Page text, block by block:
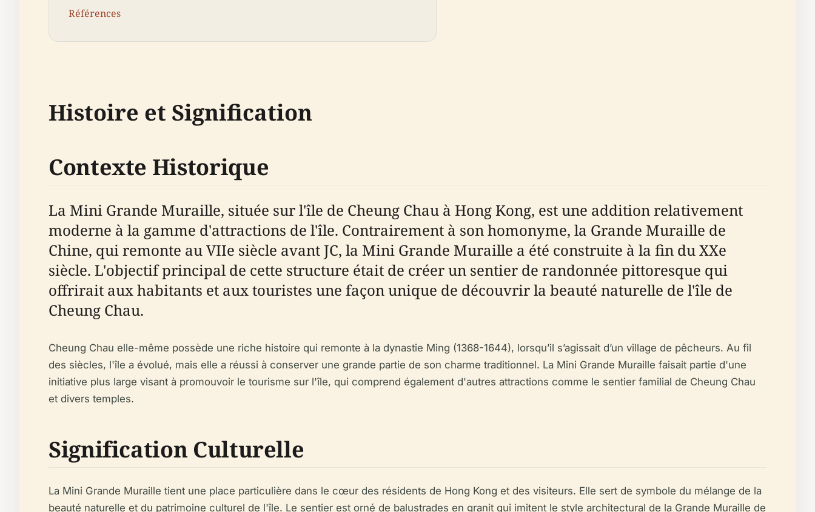
Références
Histoire et Signification
Contexte Historique
La Mini Grande Muraille, située sur l'île de Cheung Chau à Hong Kong, est une addition relativement
moderne à la gamme d'attractions de l'île. Contrairement à son homonyme, la Grande Muraille de
Chine, qui remonte au VIIe siècle avant JC, la Mini Grande Muraille a été construite à la fin du XXe
siècle. L'objectif principal de cette structure était de créer un sentier de randonnée pittoresque qui
offrirait aux habitants et aux touristes une façon unique de découvrir la beauté naturelle de l'île de
Cheung Chau.
Cheung Chau elle-même possède une riche histoire qui remonte à la dynastie Ming (1368-1644), lorsqu’il s’agissait d’un village de pêcheurs. Au fil
des siècles, l'île a évolué, mais elle a réussi à conserver une grande partie de son charme traditionnel. La Mini Grande Muraille faisait partie d'une
initiative plus large visant à promouvoir le tourisme sur l'île, qui comprend également d'autres attractions comme le sentier familial de Cheung Chau
et divers temples.
Signification Culturelle
La Mini Grande Muraille tient une place particulière dans le cœur des résidents de Hong Kong et des visiteurs. Elle sert de symbole du mélange de la
beauté naturelle et du patrimoine culturel de l'île. Le sentier est orné de balustrades en granit qui imitent le style architectural de la Grande Muraille de